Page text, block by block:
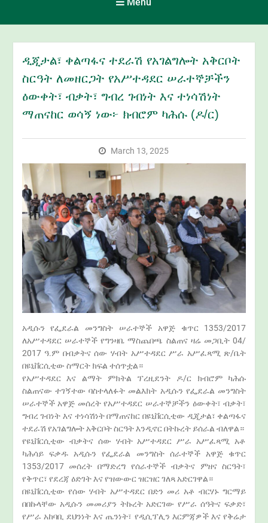
ዲጂታል፣ ቀልጣፋና ተደራሽ የአገልግሎት አቅርቦት
ስርዓት ለመዘርጋት የአሥተዳደር ሠራተኞቻችን
ዕውቀት፣ ብቃት፣ ግብረ ገብነት እና ተነሳሽነት
ማጠናከር ወሳኝ ነው፦ ክብሮም ካሕሱ (ዶ/ር)
March 13, 2025
አዲሱን የፌደራል መንግስት ሠራተኞች አዋጅ ቁጥር 1353/2017
ለአሥተዳደር ሠራተኞች የግንዛቤ ማስጨበጫ ስልጠና ዛሬ መጋቢት 04/
2017 ዓ.ም በብቃትና ሰው ሃብት አሥተዳደር ሥራ አሥፈጻሚ ጽ/ቤት
በዩኒቨርሲቲው ስማርት ክፍል ተሰጥቷል።
የአሥተዳደር እና ልማት ምክትል ፕረዚደንት ዶ/ር ክብሮም ካሕሱ
ስልጠናው ተገኝተው ባስተላለፉት መልእክት አዲሱን የፌደራል መንግስት
ሠራተኞች አዋጅ መሰረት የአሥተዳደር ሠራተኞቻችን ዕውቀት፣ ብቃት፣
ግብረ ገብነት እና ተነሳሽነት በማጠናከር በዩኒቨርሲቲው ዲጂታል፣ ቀልጣፋና
ተደራሽ የአገልግሎት አቅርቦት ስርዓት እንዲኖር በትኩረት ይሰራል ብለዋል።
የዩኒቨርሲቲው ብቃትና ሰው ሃብት አሥተዳደር ሥራ አሥፈጻሚ አቶ
ካሕሳይ ፍቃዱ አዲሱን የፌደራል መንግስት ሰራተኞች አዋጅ ቁጥር
1353/2017 መሰረት በማድረግ የሰራተኞች ብቃትና ምዘና ስርዓት፣
የቅጥር፣ የደረጃ ዕድገት እና የዝውውር ዝርዝር ገለጻ አድርገዋል።
በዩኒቨርሲቲው የሰው ሃብት አሥተዳደር በድን መሪ አቶ ብርሃኑ ግርማይ
በበኩላቸው አዲሱን መመሪያን ትኩረት አድርገው የሥራ ሰዓትና ፍቃድ፣
የሥራ አከባቢ ደህንነት እና ጤንነት፣ የዲሲፕሊን እርምጃዎች እና የቅሬታ